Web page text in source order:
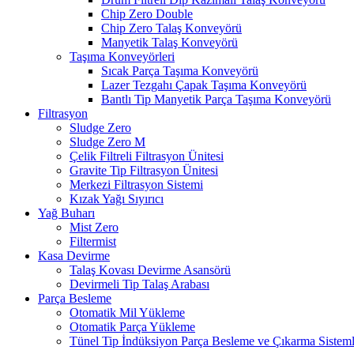
Chip Zero Double
Chip Zero Talaş Konveyörü
Manyetik Talaş Konveyörü
Taşıma Konveyörleri
Sıcak Parça Taşıma Konveyörü
Lazer Tezgahı Çapak Taşıma Konveyörü
Bantlı Tip Manyetik Parça Taşıma Konveyörü
Filtrasyon
Sludge Zero
Sludge Zero M
Çelik Filtreli Filtrasyon Ünitesi
Gravite Tip Filtrasyon Ünitesi
Merkezi Filtrasyon Sistemi
Kızak Yağı Sıyırıcı
Yağ Buharı
Mist Zero
Filtermist
Kasa Devirme
Talaş Kovası Devirme Asansörü
Devirmeli Tip Talaş Arabası
Parça Besleme
Otomatik Mil Yükleme
Otomatik Parça Yükleme
Tünel Tip İndüksiyon Parça Besleme ve Çıkarma